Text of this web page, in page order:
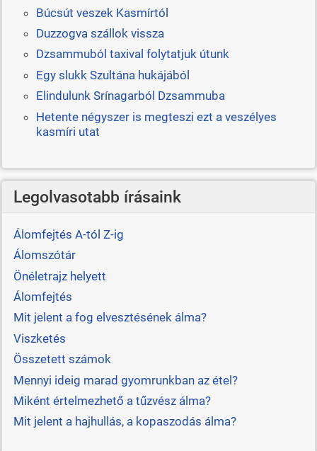
Búcsút veszek Kasmírtól
Duzzogva szállok vissza
Dzsammuból taxival folytatjuk útunk
Egy slukk Szultána hukájából
Elindulunk Srínagarból Dzsammuba
Hetente négyszer is megteszi ezt a veszélyes
kasmíri utat
Legolvasotabb írásaink
Álomfejtés A-tól Z-ig
Álomszótár
Önéletrajz helyett
Álomfejtés
Mit jelent a fog elvesztésének álma?
Viszketés
Összetett számok
Mennyi ideig marad gyomrunkban az étel?
Miként értelmezhető a tűzvész álma?
Mit jelent a hajhullás, a kopaszodás álma?